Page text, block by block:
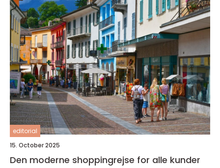
editorial
15. October 2025
Den moderne shoppingrejse for alle kunder